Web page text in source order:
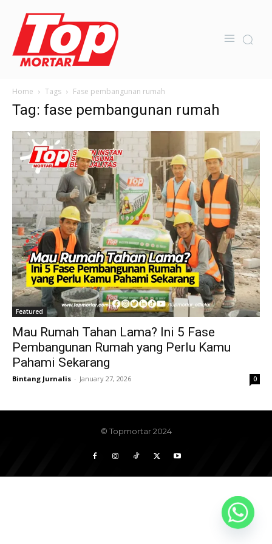
Home Tags Fase pembangunan rumah
Tag: fase pembangunan rumah
Featured
Mau Rumah Tahan Lama? Ini 5 Fase
Pembangunan Rumah yang Perlu Kamu
Pahami Sekarang
Bintang Jurnalis - January 27, 2026 0
© Topmortar 2024